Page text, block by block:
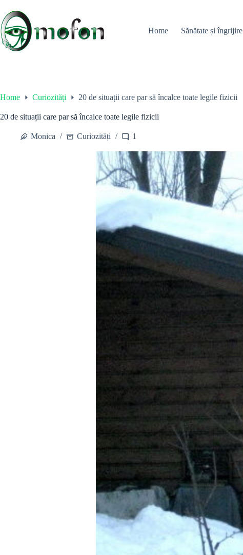
content
Home
Sănătate și îngrijire
Home Curiozități 20 de situații care par să încalce toate legile fizicii
20 de situații care par să încalce toate legile fizicii
Monica Curiozități 1